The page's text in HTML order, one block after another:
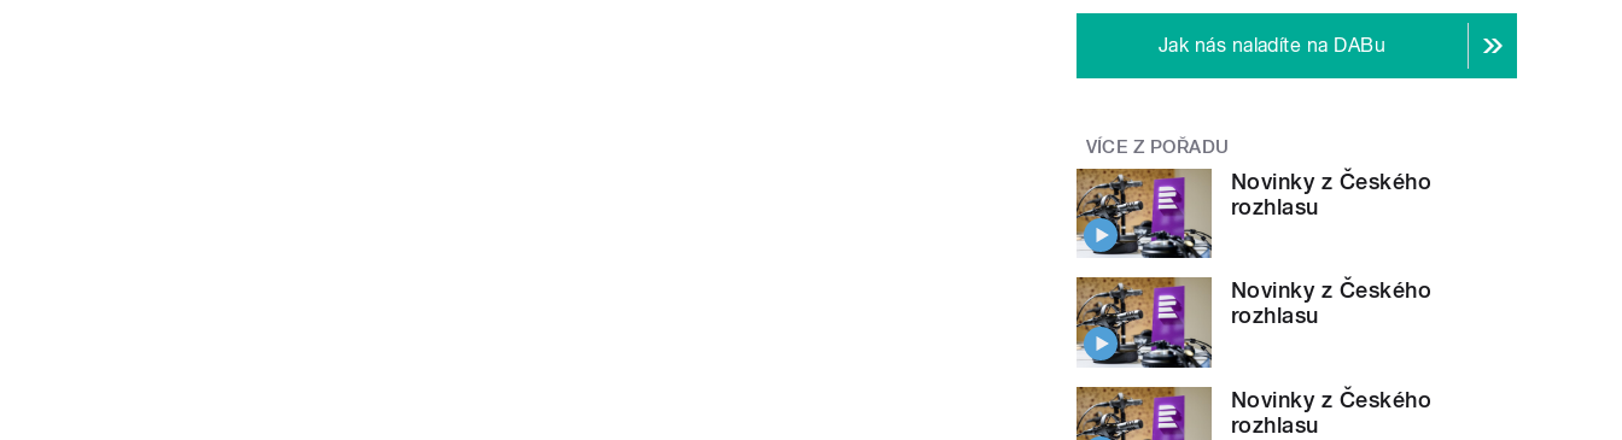
Jak nás naladíte na DABu
VÍCE Z POŘADU
Novinky z Českého
rozhlasu
Novinky z Českého
rozhlasu
Novinky z Českého
rozhlasu